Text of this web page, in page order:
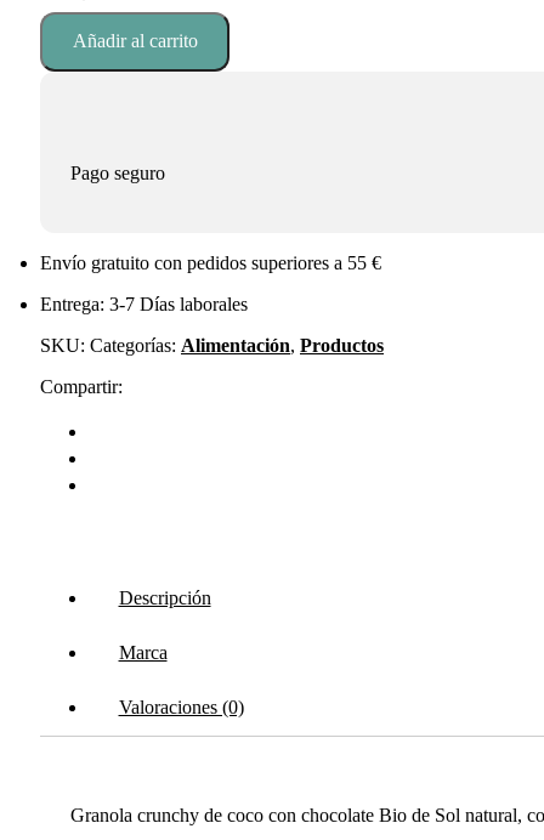
3,95 €. 3,63 €.
coco
chocolate
Añadir al carrito
Pago seguro
Envío gratuito con pedidos superiores a 55 €
Entrega: 3-7 Días laborales
SKU: Categorías: Alimentación, Productos
Compartir:
Descripción
Marca
Valoraciones (0)
Granola crunchy de coco con chocolate Bio de Sol natural,